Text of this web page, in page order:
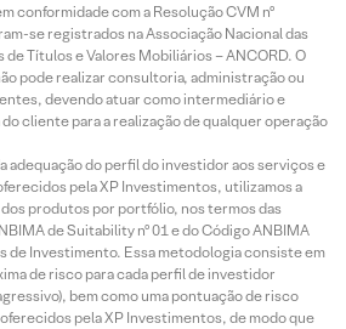
conformidade com a Resolução CVM nº
se registrados na Associação Nacional das
Títulos e Valores Mobiliários – ANCORD. O
pode realizar consultoria, administração ou
devendo atuar como intermediário e
cliente para a realização de qualquer operação
adequação do perfil do investidor aos serviços e
pela XP Investimentos, utilizamos a
produtos por portfólio, nos termos das
de Suitability nº 01 e do Código ANBIMA
de Investimento. Essa metodologia consiste em
de risco para cada perfil de investidor
bem como uma pontuação de risco
pela XP Investimentos, de modo que